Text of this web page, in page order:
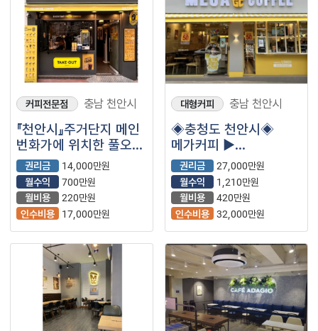
커피전문점 충남 천안시
『천안시』주거단지 메인
번화가에 위치한 풀오토
매장【컴포즈커피】
권리금
14,000만원
월수익
700만원
월비용
220만원
인수비용
17,000만원
대형커피 충남 천안시
◈충청도 천안시◈
메가커피 ▶
월매출4,200만원◀
고수익 /안전창업 /
초보추천
권리금
27,000만원
월수익
1,210만원
월비용
420만원
인수비용 32,000만원